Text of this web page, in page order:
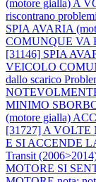
(motore gialla) A
riscontrano problemi
SPIA AVARIA
COMUNQUE VA
[31146] SPIA
VEICOLO
dallo scarico
MINIMO
(motore gialla)
[31727] A
E SI ACCENDE
Transit
MOTORE SI